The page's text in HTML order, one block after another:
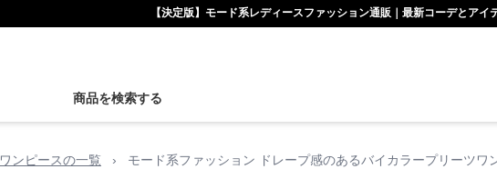
【決定版】モード系レディースファッション通販｜最新コーデとアイ
商品を検索する
ワンピースの一覧 › モード系ファッション ドレープ感のあるバイカラープリーツワ